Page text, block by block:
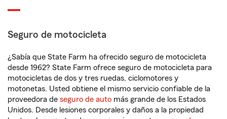
Seguro de motocicleta
¿Sabía que State Farm ha ofrecido seguro de motocicleta
desde 1962? State Farm ofrece seguro de motocicleta para
motocicletas de dos y tres ruedas, ciclomotores y
motonetas. Usted obtiene el mismo servicio confiable de la
proveedora de seguro de auto más grande de los Estados
Unidos. Desde lesiones corporales y daños a la propiedad